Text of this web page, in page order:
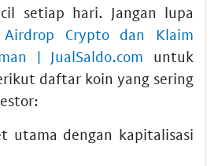
setiap hari. Jangan lupa
Airdrop Crypto dan Klaim
| JualSaldo.com untuk
daftar koin yang sering
utama dengan kapitalisasi